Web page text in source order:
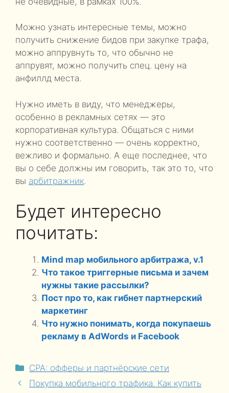
Можно узнать интересные темы, можно
получить снижение бидов при закупке трафа,
можно аппрувнуть то, что обычно не
аппрувят, можно получить спец. цену на
анфиллд места.
Нужно иметь в виду, что менеджеры,
особенно в рекламных сетях — это
корпоративная культура. Общаться с ними
нужно соответственно — очень корректно,
вежливо и формально. А еще последнее, что
вы о себе должны им говорить, так это то, что
вы арбитражник
Будет интересно
почитать:
Mind map мобильного арбитража, v.1
Что такое триггерные письма и зачем
нужны такие рассылки?
Пост про то, как гибнет партнерский
маркетинг
Что нужно понимать, когда покупаешь
рекламу в AdWords и Facebook
Рубрики
CPA: офферы и партнёрские сети
Покупка мобильного трафика. Как купить